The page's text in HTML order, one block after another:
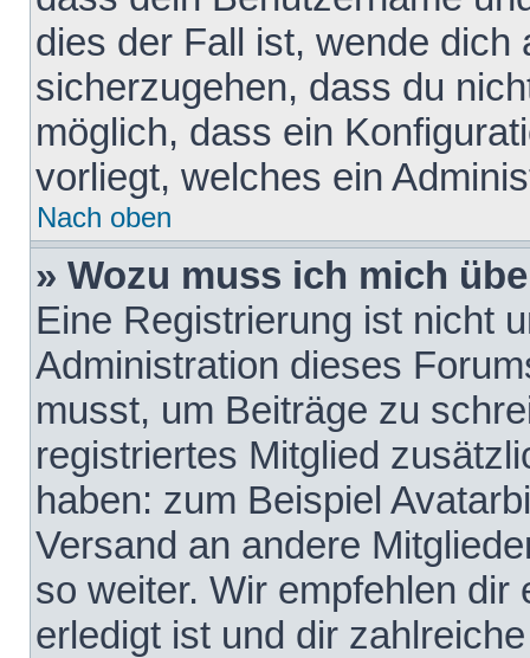
dies der Fall ist, wende dich
sicherzugehen, dass du
möglich, dass ein
vorliegt, welches ein
Nach oben
» Wozu muss ich mich
Eine Registrierung ist nicht
Administration dieses
musst, um Beiträge zu
registriertes Mitglied
haben: zum Beispiel
Versand an andere
so weiter. Wir empfehlen
erledigt ist und dir